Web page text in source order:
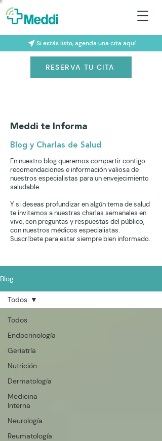
Si estás listo, agenda una cita aquí
RESERVA TU CITA
Meddi te Informa
Blog y Charlas de Salud
En nuestro blog queremos compartir contigo
recomendaciones e información valiosa de
nuestros especialistas para un envejecimiento
saludable.
Y si deseas profundizar en algún tema de salud
te invitamos a nuestras charlas semanales en
vivo, con preguntas y respuestas del público,
con nuestros médicos especialistas.
Suscríbete para estar siempre bien informado.
Blog
Todos
Endocrinología
Geriatría
Nutrición
Dermatología
Medicina
Interna
Neurología
Reumatología
Todos